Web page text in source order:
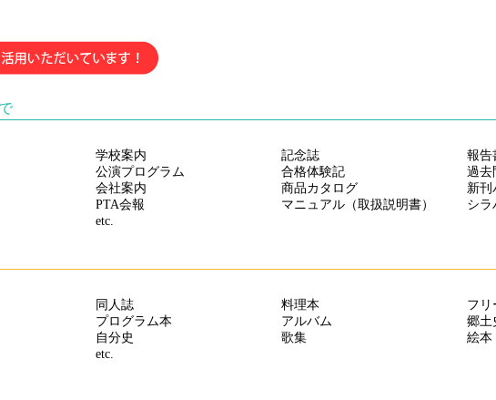
26.01.30
中綴じ冊子・A4サイズ・カラー 各種用紙を更に値下げしました
26.01.29
中綴じ冊子（カラー）A4／B5サイズ さらに値下げしました
26.01.20
中綴じ冊子・A4・B5変形サイズ（モノクロ） さらに値下げしました
中綴じ冊子（カラー）A4、B5、A5サイズ（5,000部まで）更に値下げし
中綴じ冊子 A4/B5サイズの用紙「サテン金藤90～135kg」を値下げしまし
A6 サイズ中綴じ・モノクロ 全部数・全用紙・全納期 を値下げしまし
オフセット中綴じ・A4サイズ 5,000部～50,000部をさらに【値下げ】は
25.09.15
中綴じ冊子・A4サイズ 100・300・500・1000・2000・3000部をさらに
で
学校案内 記念誌
報告
公演プログラム 合格体験記
過去
会社案内 商品カタログ
新刊
PTA会報 マニュアル（取扱説明書）
シラ
etc.
同人誌 料理本
フリ
プログラム本 アルバム
郷土
自分史 歌集
絵本
etc.